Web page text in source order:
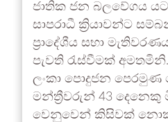
ජාතික ජන බලවේගය
සාපරාධී ක්‍රියාවන්ට
ප්‍රාදේශීය සභා
පැවති රැස්වීමක්
ලංකා පොදුජන
මන්ත්‍රීවරුන් 43 දෙනෙකු
වෙනුවෙන් කිසිවක්